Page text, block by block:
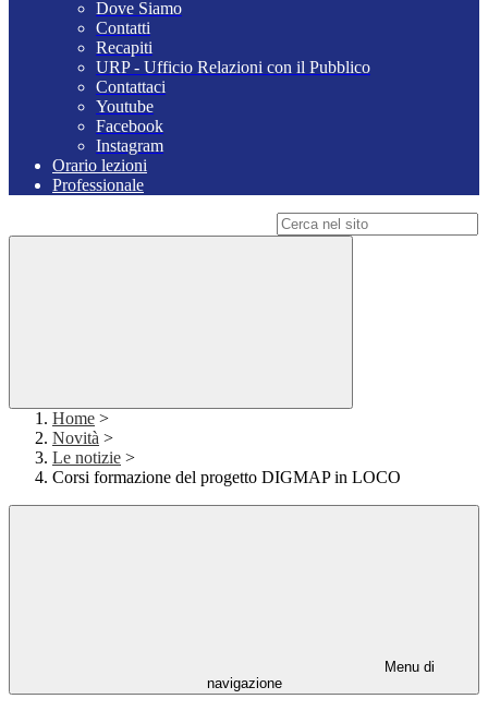
Dove Siamo
Contatti
Recapiti
URP - Ufficio Relazioni con il Pubblico
Contattaci
Youtube
Facebook
Instagram
Orario lezioni
Professionale
Home >
Novità >
Le notizie >
Corsi formazione del progetto DIGMAP in LOCO
Menu di
navigazione